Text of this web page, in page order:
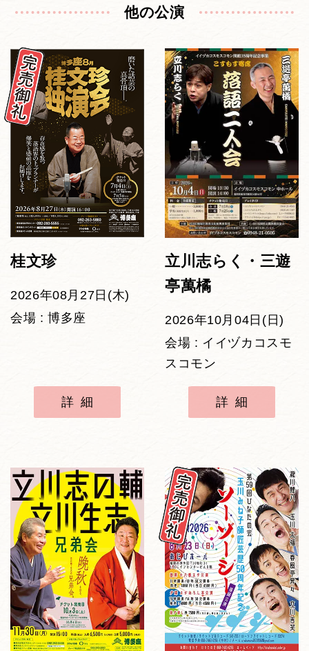
他の公演
桂文珍
2026年08月27日(木)
会場 : 博多座
詳細
立川志らく・三遊
亭萬橘
2026年10月04日(日)
会場 : イイヅカコスモ
スコモン
詳細